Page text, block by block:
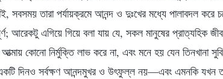
সবসময় তারা পর্যায়ক্রমে আনন্দ ও দুঃখের মধ্যে পালাবদল করে
আরেকটু এগিয়ে গিয়ে বলা যায় যে, সকল মানুষের প্রাত্যহিক
কোনো নির্মুক্তি লাভ করে না, এবং মনে হয় যেন তিনখানা
দিনও সর্বক্ষণ আনন্দমুখর ও উৎফুল্ল নয়—এবং এমনকি যখন